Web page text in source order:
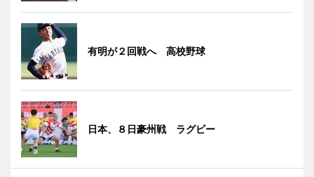
有明が２回戦へ 高校野球
日本、８日豪州戦 ラグビー